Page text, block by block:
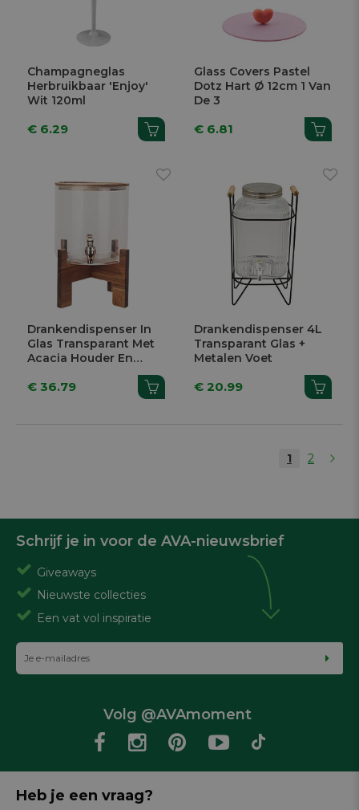
Champagneglas
Herbruikbaar 'Enjoy'
Wit 120ml
€ 6.29
Glass Covers Pastel
Dotz Hart Ø 12cm 1 Van
De 3
€ 6.81
Drankendispenser In
Glas Transparant Met
Acacia Houder En
20x20x32cm
€ 36.79
Drankendispenser 4L
Transparant Glas +
Metalen Voet
€ 20.99
1 2
Schrijf je in voor de AVA-nieuwsbrief
Giveaways
Nieuwste collecties
Een vat vol inspiratie
Volg @AVAmoment
Heb je een vraag?